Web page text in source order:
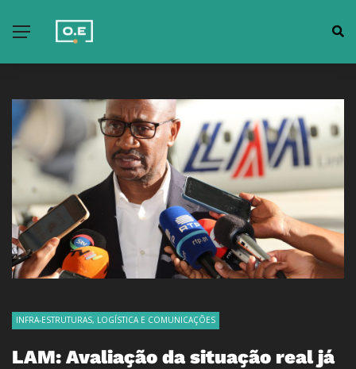
INFRA-ESTRUTURAS, LOGÍSTICA E COMUNICAÇÕES
LAM: Avaliação da situação real já